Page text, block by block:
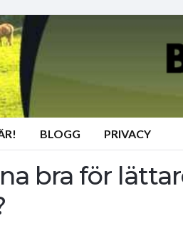
BLOGG PRIVACY
bra för